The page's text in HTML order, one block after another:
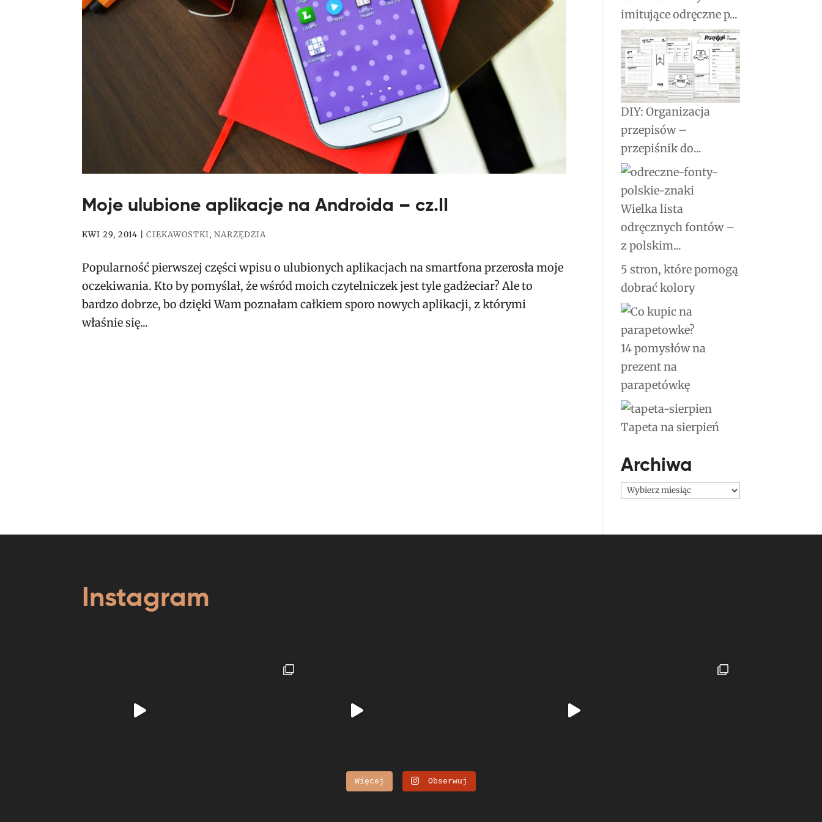
Moje ulubione aplikacje na Androida – cz.II
KWI 29, 2014 |CIEKAWOSTKI,NARZĘDZIA
Popularność pierwszej części wpisu o ulubionych aplikacjach na smartfona przerosła moje
oczekiwania. Kto by pomyślał, że wśród moich czytelniczek jest tyle gadżeciar? Ale to
bardzo dobrze, bo dzięki Wam poznałam całkiem sporo nowych aplikacji, z którymi
właśnie się...
imitujące odręczne p...
DIY: Organizacja
przepisów –
przepiśnik do...
Wielka lista
odręcznych fontów –
z polskim...
5 stron, które pomogą
dobrać kolory
14 pomysłów na
prezent na
parapetówkę
Tapeta na sierpień
Archiwa
Archiwa
Instagram
Więcej Obserwuj